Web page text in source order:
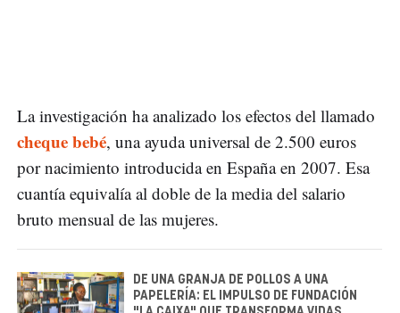
La investigación ha analizado los efectos del llamado
cheque bebé, una ayuda universal de 2.500 euros
por nacimiento introducida en España en 2007. Esa
cuantía equivalía al doble de la media del salario
bruto mensual de las mujeres.
DE UNA GRANJA DE POLLOS A UNA
PAPELERÍA: EL IMPULSO DE FUNDACIÓN